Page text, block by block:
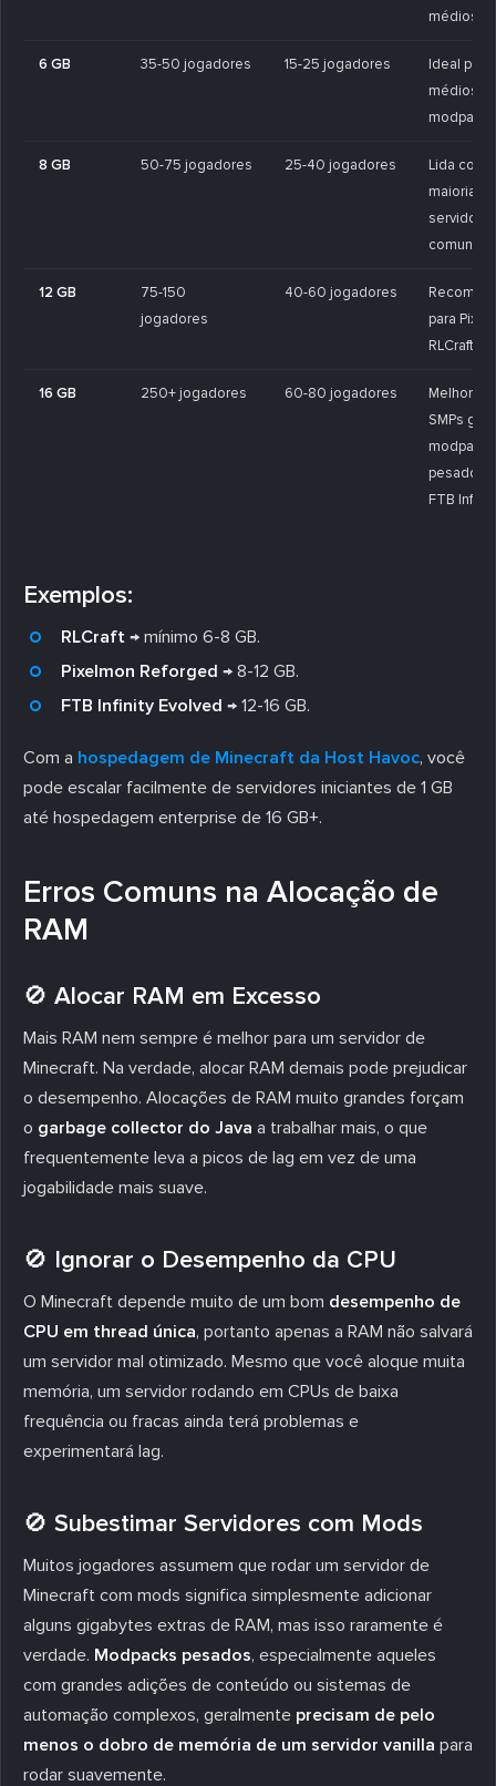
médios.
6 GB 35-50 jogadores 15-25 jogadores
Ideal para
médios
8 GB 50-75 jogadores 25-40 jogadores
Lida com
maioria
12 GB
75-150
jogadores
40-60 jogadores
para
RLCraft.
16 GB 250+ jogadores 60-80 jogadores
Melhor
SMPs
modpacks
pesados
FTB
Exemplos:
RLCraft → mínimo 6-8 GB.
Pixelmon Reforged → 8-12 GB.
FTB Infinity Evolved → 12-16 GB.
Com a hospedagem de Minecraft da Host Havoc, você
pode escalar facilmente de servidores iniciantes de 1 GB
até hospedagem enterprise de 16 GB+.
Erros Comuns na Alocação de
RAM
🚫 Alocar RAM em Excesso
Mais RAM nem sempre é melhor para um servidor de
Minecraft. Na verdade, alocar RAM demais pode prejudicar
o desempenho. Alocações de RAM muito grandes forçam
o garbage collector do Java a trabalhar mais, o que
frequentemente leva a picos de lag em vez de uma
jogabilidade mais suave.
🚫 Ignorar o Desempenho da CPU
O Minecraft depende muito de um bom desempenho de
CPU em thread única, portanto apenas a RAM não salvará
um servidor mal otimizado. Mesmo que você aloque muita
memória, um servidor rodando em CPUs de baixa
frequência ou fracas ainda terá problemas e
experimentará lag.
🚫 Subestimar Servidores com Mods
Muitos jogadores assumem que rodar um servidor de
Minecraft com mods significa simplesmente adicionar
alguns gigabytes extras de RAM, mas isso raramente é
verdade. Modpacks pesados, especialmente aqueles
com grandes adições de conteúdo ou sistemas de
automação complexos, geralmente precisam de pelo
menos o dobro de memória de um servidor vanilla para
rodar suavemente.